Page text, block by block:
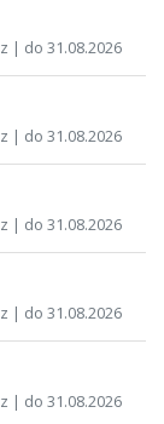
| do 31.08.2026
| do 31.08.2026
| do 31.08.2026
| do 31.08.2026
| do 31.08.2026